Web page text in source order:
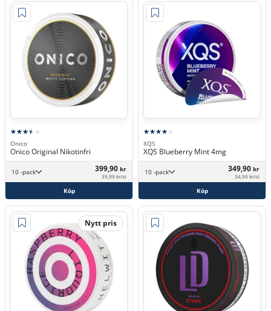
Onico
Onico Original Nikotinfri
10 -pack 399,90 kr
39,99 kr/st
Köp
XQS
XQS Blueberry Mint 4mg
10 -pack 349,90 kr
34,99 kr/st
Köp
Nytt pris